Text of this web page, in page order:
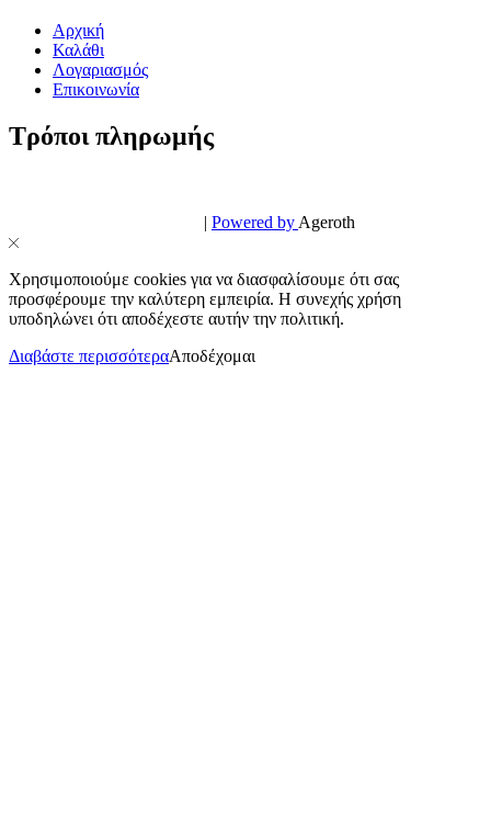
Αρχική
Καλάθι
Λογαριασμός
Επικοινωνία
Τρόποι πληρωμής
| Powered by Ageroth
Χρησιμοποιούμε cookies για να διασφαλίσουμε ότι σας
προσφέρουμε την καλύτερη εμπειρία. Η συνεχής χρήση
υποδηλώνει ότι αποδέχεστε αυτήν την πολιτική.
Διαβάστε περισσότεραΑποδέχομαι